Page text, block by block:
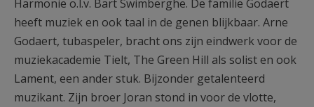
Harmonie o.l.v. Bart Swimberghe. De familie Godaert
heeft muziek en ook taal in de genen blijkbaar. Arne
Godaert, tubaspeler, bracht ons zijn eindwerk voor de
muziekacademie Tielt, The Green Hill als solist en ook
Lament, een ander stuk. Bijzonder getalenteerd
muzikant. Zijn broer Joran stond in voor de vlotte,